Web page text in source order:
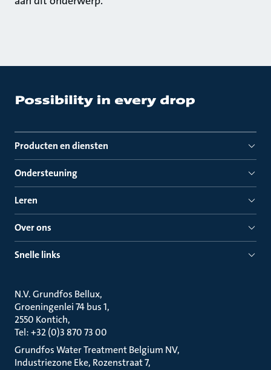
Producten en diensten
Ondersteuning
Leren
Over ons
Snelle links
N.V. Grundfos Bellux
Groeningenlei 74 bus 1
2550 Kontich
Tel: +32 (0)3 870 73 00
Grundfos Water Treatment Belgium NV
Industriezone Eke, Rozenstraat 7